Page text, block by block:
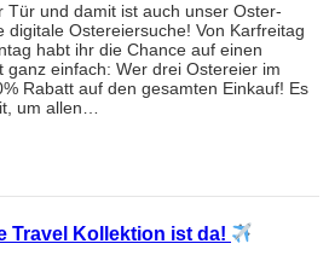
Tür und damit ist auch unser Oster-
digitale Ostereiersuche! Von Karfreitag
habt ihr die Chance auf einen
ganz einfach: Wer drei Ostereier im
Rabatt auf den gesamten Einkauf! Es
um allen…
Travel Kollektion ist da!